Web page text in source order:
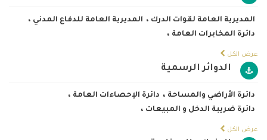
المديرية العامة لقوات الدرك ، المديرية العامة للدفاع المدني ،
دائرة المخابرات العامة ،
عرض الكل
الدوائر الرسمية
دائرة الأراضي والمساحة ، دائرة الإحصاءات العامة ،
دائرة ضريبة الدخل و المبيعات ،
عرض الكل